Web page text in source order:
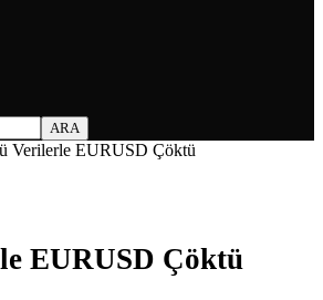
Verilerle EURUSD Çöktü
EURUSD Çöktü